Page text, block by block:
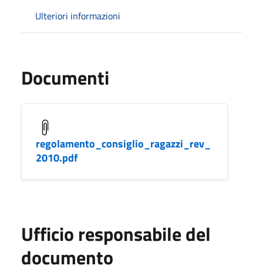
Ulteriori informazioni
Documenti
regolamento_consiglio_ragazzi_rev_
2010.pdf
Ufficio responsabile del
documento